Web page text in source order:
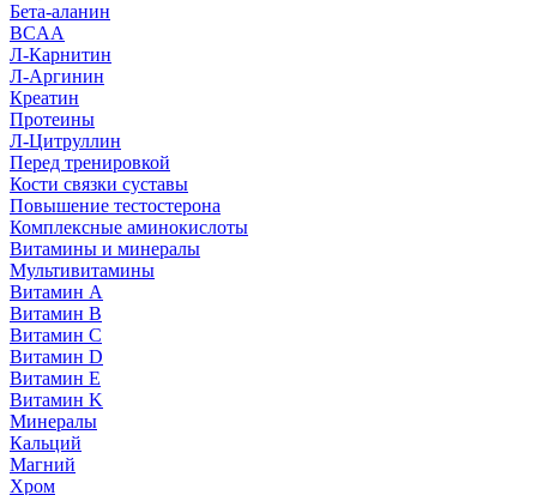
Бета-аланин
BCAA
Л-Карнитин
Л-Аргинин
Креатин
Протеины
Л-Цитруллин
Перед тренировкой
Кости связки суставы
Повышение тестостерона
Комплексные аминокислоты
Витамины и минералы
Мультивитамины
Витамин A
Витамин B
Витамин C
Витамин D
Витамин E
Витамин K
Минералы
Кальций
Магний
Хром